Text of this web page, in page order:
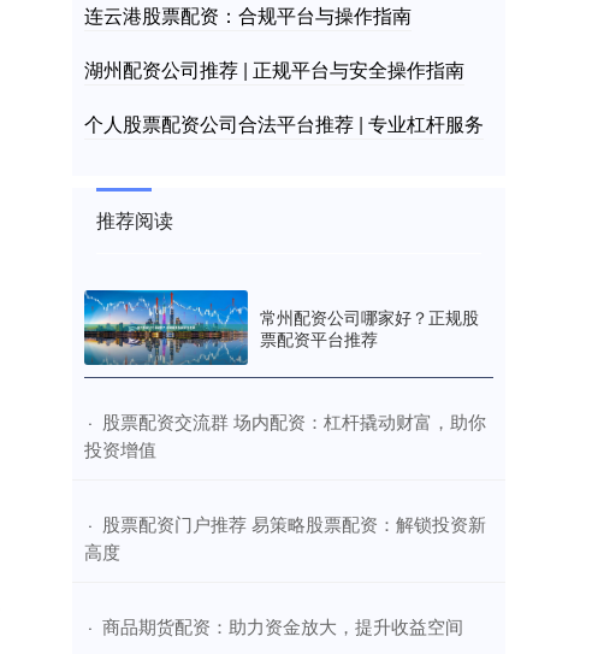
连云港股票配资：合规平台与操作指南
湖州配资公司推荐 | 正规平台与安全操作指南
个人股票配资公司合法平台推荐 | 专业杠杆服务
推荐阅读
常州配资公司哪家好？正规股
票配资平台推荐
· ​股票配资交流群 场内配资：杠杆撬动财富，助你
投资增值
· ​股票配资门户推荐 易策略股票配资：解锁投资新
高度
· ​商品期货配资：助力资金放大，提升收益空间